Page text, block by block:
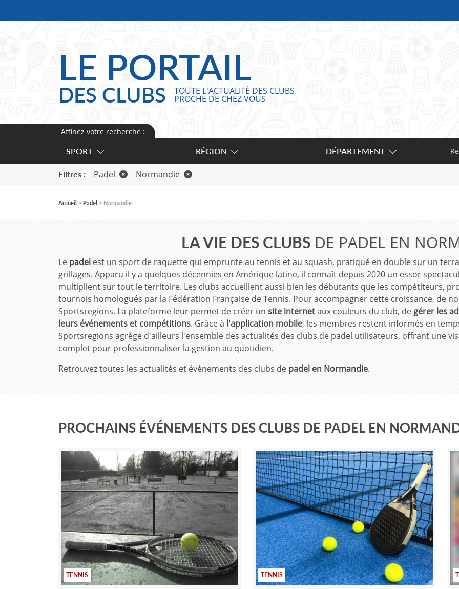
LA VIE DES CLUBS DE PADEL EN
Le padel est un sport de raquette qui emprunte au tennis et au squash, pratiqué en double sur un
grillages. Apparu il y a quelques décennies en Amérique latine, il connaît depuis 2020 un essor
multiplient sur tout le territoire. Les clubs accueillent aussi bien les débutants que les compétiteurs,
tournois homologués par la Fédération Française de Tennis. Pour accompagner cette croissance, de
Sportsregions. La plateforme leur permet de créer un site internetaux couleurs du club, de gérer les
leurs événements et compétitions. Grâce à l'application mobile, les membres restent informés en
Sportsregions agrège d'ailleurs l'ensemble des actualités des clubs de padel utilisateurs, offrant une
complet pour professionnaliser la gestion au quotidien.
Retrouvez toutes les actualités et évènements des clubs de padel en Normandie.
PROCHAINS ÉVÉNEMENTS DES CLUBS DE PADEL EN
TENNIS TENNIS
Affinez votre recherche :
SPORT
RÉGION DÉPARTEMENT
Filtres : Padel Normandie
Accueil Padel Normandie
LE PORTAIL
DES CLUBS TOUTE L'ACTUALITÉ DES CLUBS
PROCHE DE CHEZ VOUS